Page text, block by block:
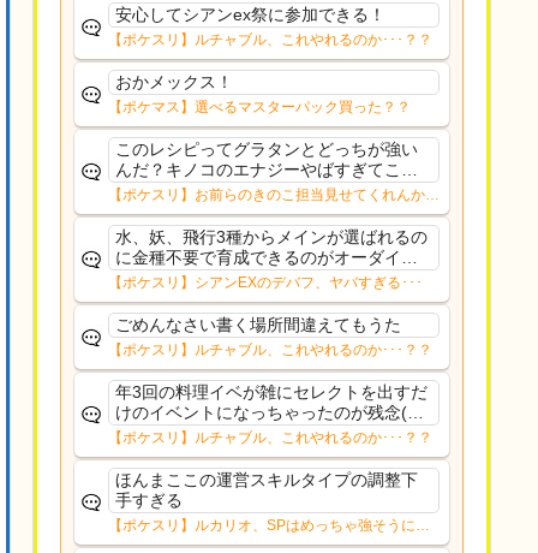
安心してシアンex祭に参加できる！
【ポケスリ】ルチャブル、これやれるのか･･･？？
おかメックス！
【ポケマス】選べるマスターパック買った？？
このレシピってグラタンとどっちが強い
んだ？キノコのエナジーやばすぎてこっ
ちになるのかな？
【ポケスリ】お前らのきのこ担当見せてくれんか…
水、妖、飛行3種からメインが選ばれるの
に金種不要で育成できるのがオーダイル
くらいなのがきつい。せめてこの３種類
が毎週固定ならウォーグル、ピクシー育
成に金種リソース使おうと思えるけど…
その価値があるのか...
【ポケスリ】シアンEXのデバフ、ヤバすぎる･･･
ごめんなさい書く場所間違えてもうた
【ポケスリ】ルチャブル、これやれるのか･･･？？
年3回の料理イベが雑にセレクトを出すだ
けのイベントになっちゃったのが残念(ル
チャブル自体は好きです)EXデバフにして
もセレクト連打にしても各種AAAを揃え
終わったユーザーから更にサブレ課金を
引き出す為...
【ポケスリ】ルチャブル、これやれるのか･･･？？
ほんまここの運営スキルタイプの調整下
手すぎる
【ポケスリ】ルカリオ、SPはめっちゃ強そうにな
ったな